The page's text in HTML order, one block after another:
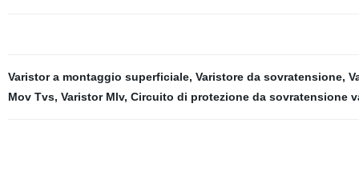
Varistor a montaggio superficiale, Varistore da sovratensione,
Mov Tvs, Varistor Mlv, Circuito di protezione da sovratensione